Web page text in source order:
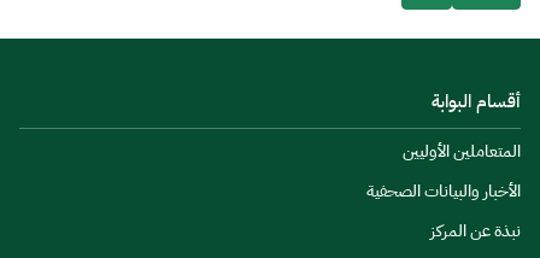
أقسام البوابة
المتعاملين الأوليين
الأخبار والبيانات الصحفية
نبذة عن المركز